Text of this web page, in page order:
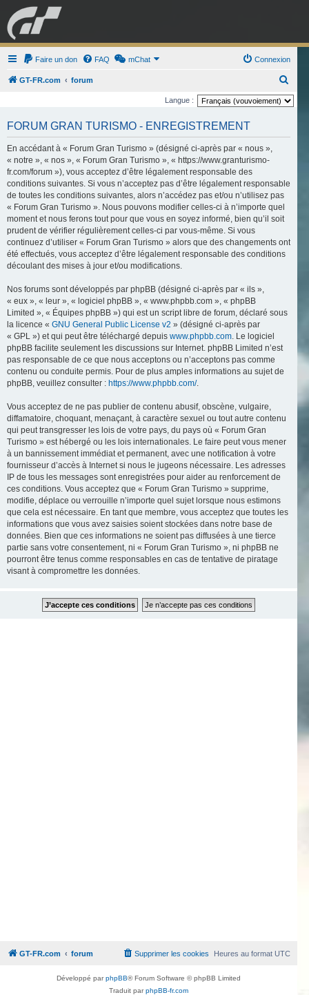
GRAN TURISMO FORUM
BOUTIQUE
Faire un don FAQ mChat Connexion
GT-FR.com forum
e
Langue :
FORUM GRAN TURISMO - ENREGISTREMENT
En accédant à « Forum Gran Turismo » (désigné ci-après par « nous »,
« notre », « nos », « Forum Gran Turismo », « https://www.granturismo-
fr.com/forum »), vous acceptez d’être légalement responsable des
conditions suivantes. Si vous n’acceptez pas d’être légalement responsable
de toutes les conditions suivantes, alors n’accédez pas et/ou n’utilisez pas
« Forum Gran Turismo ». Nous pouvons modifier celles-ci à n’importe quel
moment et nous ferons tout pour que vous en soyez informé, bien qu’il soit
prudent de vérifier régulièrement celles-ci par vous-même. Si vous
continuez d’utiliser « Forum Gran Turismo » alors que des changements ont
été effectués, vous acceptez d’être légalement responsable des conditions
découlant des mises à jour et/ou modifications.
Nos forums sont développés par phpBB (désigné ci-après par « ils »,
« eux », « leur », « logiciel phpBB », « www.phpbb.com », « phpBB
Limited », « Équipes phpBB ») qui est un script libre de forum, déclaré sous
la licence « GNU General Public License v2 » (désigné ci-après par
« GPL ») et qui peut être téléchargé depuis www.phpbb.com. Le logiciel
phpBB facilite seulement les discussions sur Internet. phpBB Limited n’est
pas responsable de ce que nous acceptons ou n’acceptons pas comme
contenu ou conduite permis. Pour de plus amples informations au sujet de
phpBB, veuillez consulter : https://www.phpbb.com/.
Vous acceptez de ne pas publier de contenu abusif, obscène, vulgaire,
diffamatoire, choquant, menaçant, à caractère sexuel ou tout autre contenu
qui peut transgresser les lois de votre pays, du pays où « Forum Gran
Turismo » est hébergé ou les lois internationales. Le faire peut vous mener
à un bannissement immédiat et permanent, avec une notification à votre
fournisseur d’accès à Internet si nous le jugeons nécessaire. Les adresses
IP de tous les messages sont enregistrées pour aider au renforcement de
ces conditions. Vous acceptez que « Forum Gran Turismo » supprime,
modifie, déplace ou verrouille n’importe quel sujet lorsque nous estimons
que cela est nécessaire. En tant que membre, vous acceptez que toutes les
informations que vous avez saisies soient stockées dans notre base de
données. Bien que ces informations ne soient pas diffusées à une tierce
partie sans votre consentement, ni « Forum Gran Turismo », ni phpBB ne
pourront être tenus comme responsables en cas de tentative de piratage
visant à compromettre les données.
GT-FR.com forum Heures au formatUTC
Supprimer les cookies
Développé parphpBB® Forum Software © phpBB Limited
Traduit parphpBB-fr.com